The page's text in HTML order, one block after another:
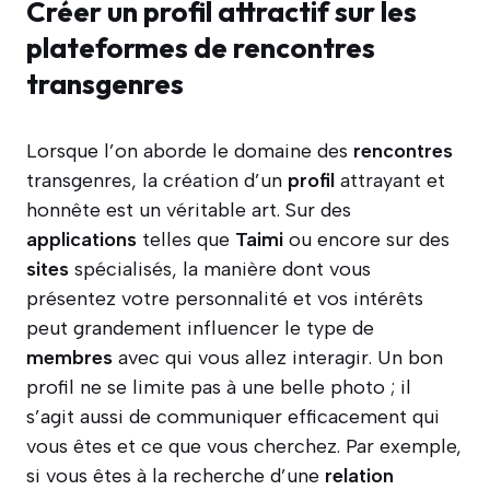
Créer un profil attractif sur les
plateformes de rencontres
transgenres
Lorsque l’on aborde le domaine des rencontres
transgenres, la création d’un profil attrayant et
honnête est un véritable art. Sur des
applications telles que Taimi ou encore sur des
sites spécialisés, la manière dont vous
présentez votre personnalité et vos intérêts
peut grandement influencer le type de
membres avec qui vous allez interagir. Un bon
profil ne se limite pas à une belle photo ; il
s’agit aussi de communiquer efficacement qui
vous êtes et ce que vous cherchez. Par exemple,
si vous êtes à la recherche d’une relation